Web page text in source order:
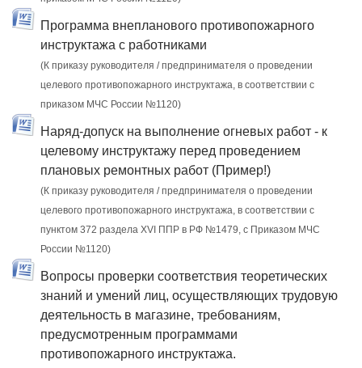
Программа внепланового противопожарного
инструктажа с работниками
(К приказу руководителя / предпринимателя о проведении
целевого противопожарного инструктажа, в соответствии с
приказом МЧС России №1120)
Наряд-допуск на выполнение огневых работ - к
целевому инструктажу перед проведением
плановых ремонтных работ (Пример!)
(К приказу руководителя / предпринимателя о проведении
целевого противопожарного инструктажа, в соответствии с
пунктом 372 раздела XVI ППР в РФ №1479, c Приказом МЧС
России №1120)
Вопросы проверки соответствия теоретических
знаний и умений лиц, осуществляющих трудовую
деятельность в магазине, требованиям,
предусмотренным программами
противопожарного инструктажа.